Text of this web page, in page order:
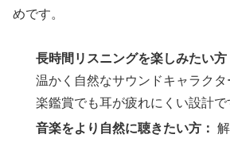
めです。
長時間リスニングを楽しみたい方
温かく自然なサウンドキャラク
楽鑑賞でも耳が疲れにくい設計で
音楽をより自然に聴きたい方：